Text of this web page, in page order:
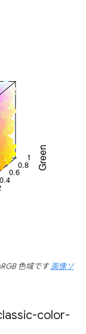
色域です画像ソ
color-